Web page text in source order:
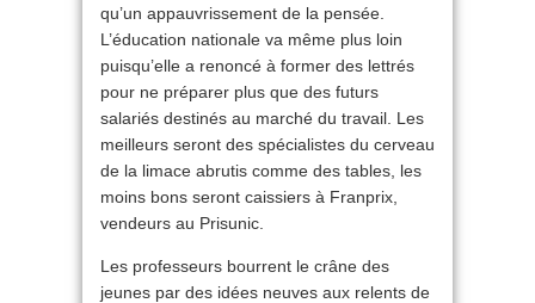
qu’un appauvrissement de la pensée.
L’éducation nationale va même plus loin
puisqu’elle a renoncé à former des lettrés
pour ne préparer plus que des futurs
salariés destinés au marché du travail. Les
meilleurs seront des spécialistes du cerveau
de la limace abrutis comme des tables, les
moins bons seront caissiers à Franprix,
vendeurs au Prisunic.
Les professeurs bourrent le crâne des
jeunes par des idées neuves aux relents de